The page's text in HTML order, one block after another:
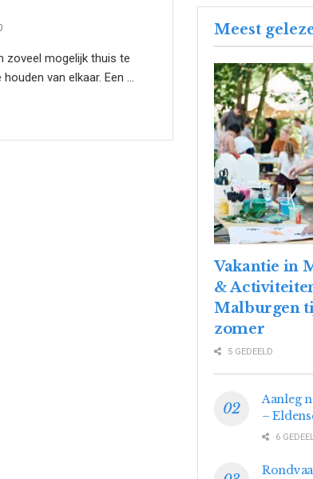
zoveel mogelijk thuis te
van elkaar. Een ...
Meest
Vakantie in
&
Malburgen
zomer
5 GEDEELD
Aanleg
–
6